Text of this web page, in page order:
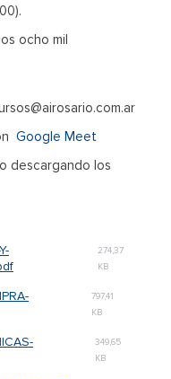
ocho mil
Google Meet
descargando los
274,37
KB
797,41
KB
349,65
KB